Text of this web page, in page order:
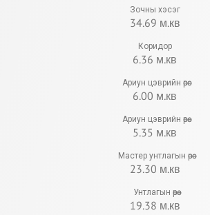
Зочны хэсэг
34.69 м.кв
Коридор
6.36 м.кв
Ариун цэврийн өрөө
6.00 м.кв
Ариун цэврийн өрөө
5.35 м.кв
Мастер унтлагын өрөө
23.30 м.кв
Унтлагын өрөө
19.38 м.кв